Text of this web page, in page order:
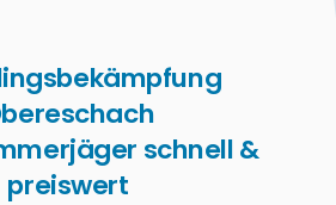
schnell &
preiswert